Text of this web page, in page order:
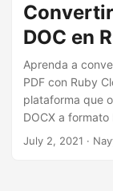
Convertir
DOC en
Aprenda a
PDF con Ruby
plataforma que
DOCX a formato
July 2, 2021 ·